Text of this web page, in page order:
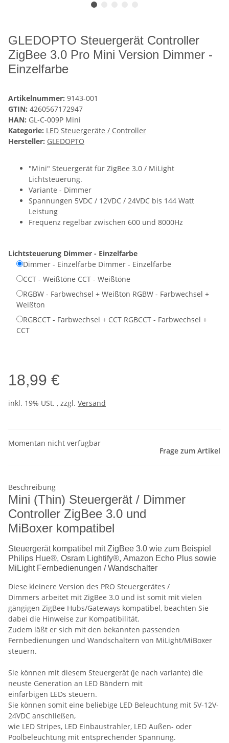
GLEDOPTO Steuergerät Controller
ZigBee 3.0 Pro Mini Version Dimmer -
Einzelfarbe
Artikelnummer: 9143-001
GTIN: 4260567172947
HAN: GL-C-009P Mini
Kategorie: LED Steuergeräte / Controller
Hersteller: GLEDOPTO
"Mini" Steuergerät für ZigBee 3.0 / MiLight
Lichtsteuerung.
Variante - Dimmer
Spannungen 5VDC / 12VDC / 24VDC bis 144 Watt
Leistung
Frequenz regelbar zwischen 600 und 8000Hz
Lichtsteuerung Dimmer - Einzelfarbe
Dimmer - Einzelfarbe Dimmer - Einzelfarbe
CCT - Weißtöne CCT - Weißtöne
RGBW - Farbwechsel + Weißton RGBW - Farbwechsel +
Weißton
RGBCCT - Farbwechsel + CCT RGBCCT - Farbwechsel +
CCT
18,99 €
inkl. 19% USt. , zzgl. Versand
Momentan nicht verfügbar
Frage zum Artikel
Beschreibung
Mini (Thin) Steuergerät / Dimmer
Controller ZigBee 3.0 und
MiBoxer kompatibel
Steuergerät kompatibel mit ZigBee 3.0 wie zum Beispiel
Philips Hue®, Osram Lightify®, Amazon Echo Plus sowie
MiLight Fernbedienungen / Wandschalter
Diese kleinere Version des PRO Steuergerätes /
Dimmers arbeitet mit ZigBee 3.0 und ist somit mit vielen
gängigen ZigBee Hubs/Gateways kompatibel, beachten Sie
dabei die Hinweise zur Kompatibilität.
Zudem läßt er sich mit den bekannten passenden
Fernbedienungen und Wandschaltern von MiLight/MiBoxer
steuern.
Sie können mit diesem Steuergerät (je nach variante) die
neuste Generation an LED Bändern mit
einfarbigen LEDs steuern.
Sie können somit eine beliebige LED Beleuchtung mit 5V-12V-
24VDC anschließen,
wie LED Stripes, LED Einbaustrahler, LED Außen- oder
Poolbeleuchtung mit entsprechender Spannung.